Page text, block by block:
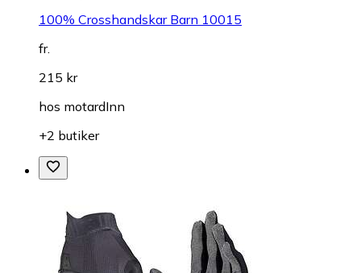
100% Crosshandskar Barn 10015
fr.
215 kr
hos motardInn
+2 butiker